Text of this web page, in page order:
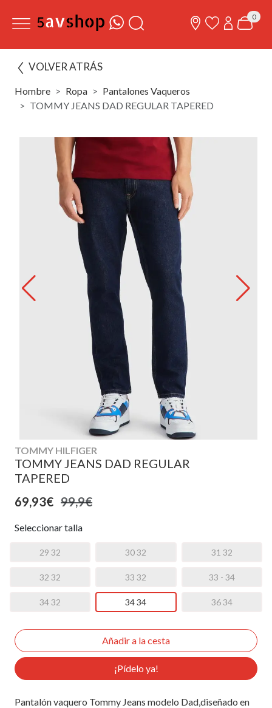
0
VOLVER ATRÁS
Hombre Ropa
Pantalones Vaqueros
TOMMY JEANS DAD REGULAR TAPERED
TOMMY HILFIGER
TOMMY JEANS DAD REGULAR
TAPERED
69,93€ 99,9€
Seleccionar talla
29 32 30 32 31 32
32 32 33 32 33 - 34
34 32 34 34 36 34
¡Pídelo ya!
Pantalón vaquero Tommy Jeans modelo Dad,diseñado en